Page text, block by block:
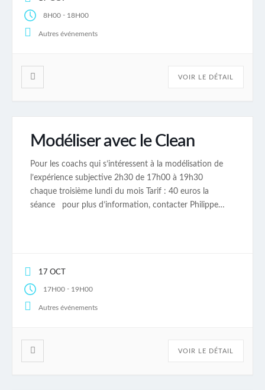
8H00 - 18H00
Autres événements
VOIR LE DÉTAIL
Modéliser avec le Clean
Pour les coachs qui s’intéressent à la modélisation de
l’expérience subjective 2h30 de 17h00 à 19h30
chaque troisième lundi du mois Tarif : 40 euros la
séance pour plus d’information, contacter Philippe
17 OCT
17H00 - 19H00
Autres événements
VOIR LE DÉTAIL